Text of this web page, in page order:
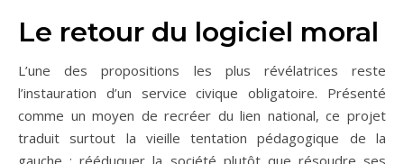
Le retour du logiciel moral
L’une des propositions les plus révélatrices reste
l’instauration d’un service civique obligatoire. Présenté
comme un moyen de recréer du lien national, ce projet
traduit surtout la vieille tentation pédagogique de la
gauche : rééduquer la société plutôt que résoudre ses